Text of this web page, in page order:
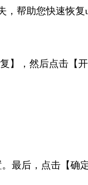
，帮助您快速恢复
】，然后点击【开
最后，点击【确定